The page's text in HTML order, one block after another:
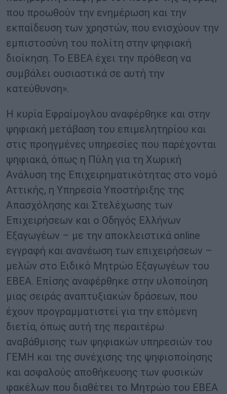
που προωθούν την ενημέρωση και την
εκπαίδευση των χρηστών, που ενισχύουν την
εμπιστοσύνη του πολίτη στην ψηφιακή
διοίκηση. Το ΕΒΕΑ έχει την πρόθεση να
συμβάλει ουσιαστικά σε αυτή την
κατεύθυνση».
Η κυρία Εφραίμογλου αναφέρθηκε και στην
ψηφιακή μετάβαση του επιμελητηρίου και
στις προηγμένες υπηρεσίες που παρέχονται
ψηφιακά, όπως η Πύλη για τη Χωρική
Ανάλυση της Επιχειρηματικότητας στο νομό
Αττικής, η Υπηρεσία Υποστήριξης της
Απασχόλησης και Στελέχωσης των
Επιχειρήσεων και ο Οδηγός Ελλήνων
Εξαγωγέων – με την αποκλειστικά online
εγγραφή και ανανέωση των επιχειρήσεων –
μελών στο Ειδικό Μητρώο Εξαγωγέων του
ΕΒΕΑ. Επίσης αναφέρθηκε στην υλοποίηση
μιας σειράς αναπτυξιακών δράσεων, που
έχουν προγραμματιστεί για την επόμενη
διετία, όπως αυτή της περαιτέρω
αναβάθμισης των ψηφιακών υπηρεσιών του
ΓΕΜΗ και της συνέχισης της ψηφιοποίησης
και ασφαλούς αποθήκευσης των φυσικών
φακέλων που διαθέτει το Μητρώο του ΕΒΕΑ